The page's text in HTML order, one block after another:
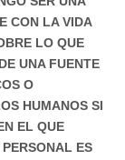
CON LA VIDA
LO QUE
UNA FUENTE
O
HUMANOS SI
EL QUE
ES